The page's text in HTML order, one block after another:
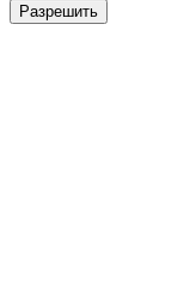
Разрешить